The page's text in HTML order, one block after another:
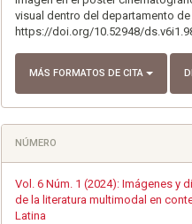
visual dentro del departamento de
https://doi.org/10.52948/
MÁS FORMATOS DE CITA
NÚMERO
Vol. 6 Núm. 1 (2024): Imágenes y
de la literatura multimodal en
Latina